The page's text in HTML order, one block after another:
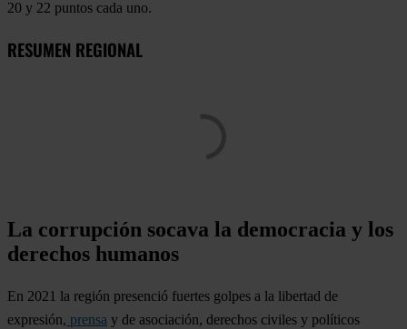
20 y 22 puntos cada uno.
RESUMEN REGIONAL
La corrupción socava la democracia y los
derechos humanos
En 2021 la región presenció fuertes golpes a la libertad de
expresión, prensa y de asociación, derechos civiles y políticos